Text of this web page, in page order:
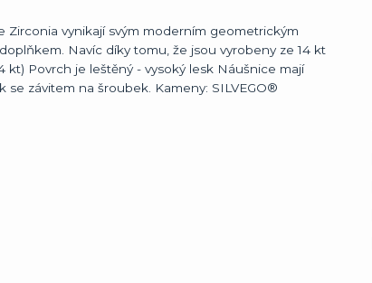
Zirconia vynikají svým moderním geometrickým
Navíc díky tomu, že jsou vyrobeny ze 14 kt
kt) Povrch je leštěný - vysoký lesk Náušnice mají
závitem na šroubek. Kameny: SILVEGO®